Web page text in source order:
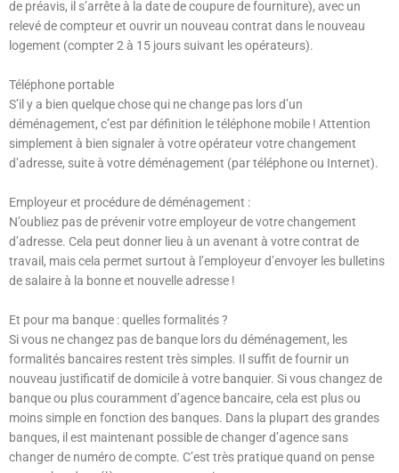
de préavis, il s’arrête à la date de coupure de fourniture), avec un
relevé de compteur et ouvrir un nouveau contrat dans le nouveau
logement (compter 2 à 15 jours suivant les opérateurs).
Téléphone portable
S’il y a bien quelque chose qui ne change pas lors d’un
déménagement, c’est par définition le téléphone mobile ! Attention
simplement à bien signaler à votre opérateur votre changement
d’adresse, suite à votre déménagement (par téléphone ou Internet).
Employeur et procédure de déménagement :
N’oubliez pas de prévenir votre employeur de votre changement
d’adresse. Cela peut donner lieu à un avenant à votre contrat de
travail, mais cela permet surtout à l’employeur d’envoyer les bulletins
de salaire à la bonne et nouvelle adresse !
Et pour ma banque : quelles formalités ?
Si vous ne changez pas de banque lors du déménagement, les
formalités bancaires restent très simples. Il suffit de fournir un
nouveau justificatif de domicile à votre banquier. Si vous changez de
banque ou plus couramment d’agence bancaire, cela est plus ou
moins simple en fonction des banques. Dans la plupart des grandes
banques, il est maintenant possible de changer d’agence sans
changer de numéro de compte. C’est très pratique quand on pense